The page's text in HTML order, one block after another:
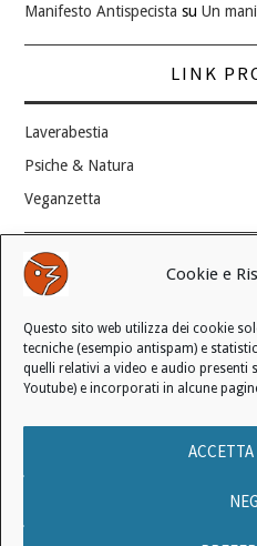
Cookie e
Questo sito web utilizza dei cookie
tecniche (esempio antispam) e
quelli relativi a video e audio presenti
Youtube) e incorporati in alcune
Manifesto Antispecista suUn
LINK
Laverabestia
Psiche & Natura
Veganzetta
Modifica consenso ai cookie
REVOCA IL TUO CONSENSO
Stato attuale: Negato
INFORMATIVA SUI